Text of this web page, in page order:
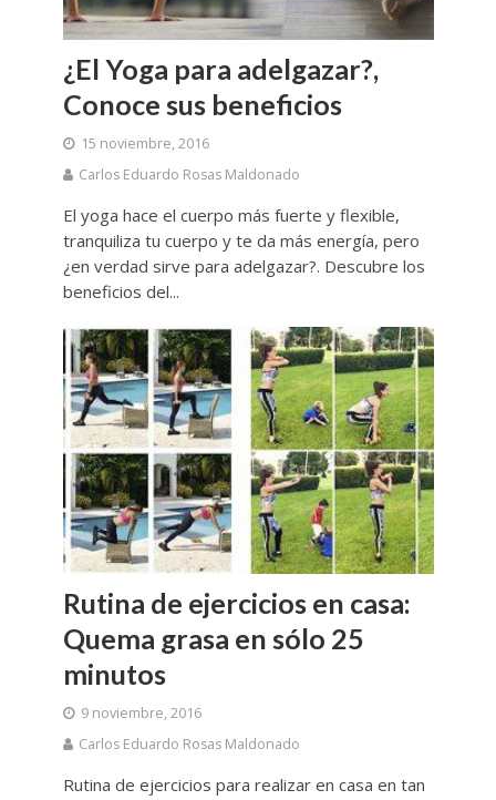
¿El Yoga para adelgazar?,
Conoce sus beneficios
15 noviembre, 2016
Carlos Eduardo Rosas Maldonado
El yoga hace el cuerpo más fuerte y flexible,
tranquiliza tu cuerpo y te da más energía, pero
¿en verdad sirve para adelgazar?. Descubre los
beneficios del...
Rutina de ejercicios en casa:
Quema grasa en sólo 25
minutos
9 noviembre, 2016
Carlos Eduardo Rosas Maldonado
Rutina de ejercicios para realizar en casa en tan